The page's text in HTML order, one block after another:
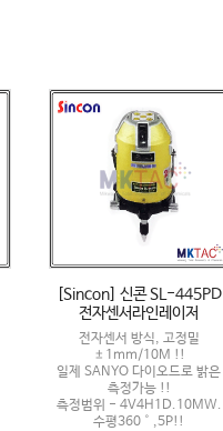
[Sincon] 신콘 SL-445PD
전자센서라인레이저
전자센서 방식, 고정밀
±1mm/10M !!
일제 SANYO 다이오드로 밝은
측정가능 !!
측정범위 - 4V4H1D.10MW.
수평360˚,5P!!